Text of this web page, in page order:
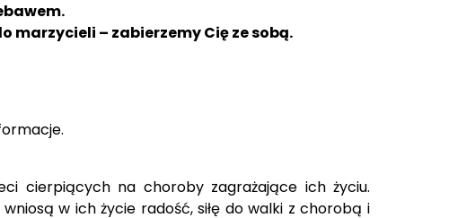
marzycieli – zabierzemy Cię ze sobą.
cierpiących na choroby zagrażające ich życiu.
w ich życie radość, siłę do walki z chorobą i